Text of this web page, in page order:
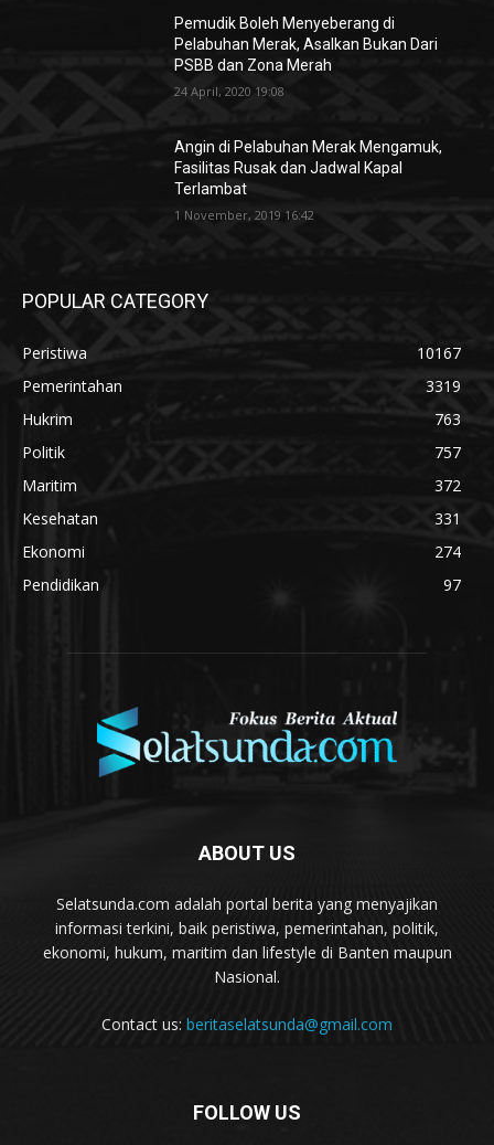
Pemudik Boleh Menyeberang di
Pelabuhan Merak, Asalkan Bukan Dari
PSBB dan Zona Merah
24 April, 2020 19:08
Angin di Pelabuhan Merak Mengamuk,
Fasilitas Rusak dan Jadwal Kapal
Terlambat
1 November, 2019 16:42
POPULAR CATEGORY
Peristiwa
10167
Pemerintahan
3319
Hukrim
763
Politik
757
Maritim
372
Kesehatan
331
Ekonomi
274
Pendidikan
97
ABOUT US
Selatsunda.com adalah portal berita yang menyajikan
informasi terkini, baik peristiwa, pemerintahan, politik,
ekonomi, hukum, maritim dan lifestyle di Banten maupun
Nasional.
Contact us: beritaselatsunda@gmail.com
FOLLOW US